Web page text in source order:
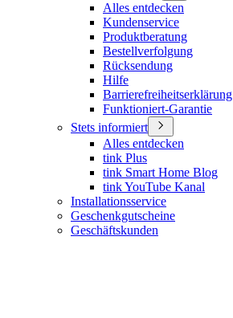
Alles entdecken
Kundenservice
Produktberatung
Bestellverfolgung
Rücksendung
Hilfe
Barrierefreiheitserklärung
Funktioniert-Garantie
Stets informiert
Alles entdecken
tink Plus
tink Smart Home Blog
tink YouTube Kanal
Installationsservice
Geschenkgutscheine
Geschäftskunden